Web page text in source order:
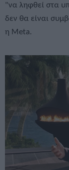
"να ληφθεί στα
δεν θα είναι
η Meta.